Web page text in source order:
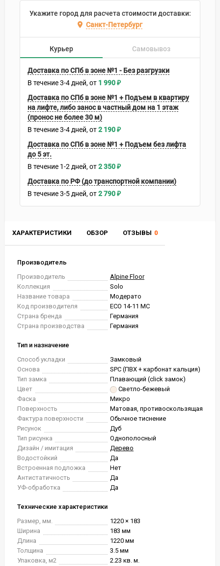
ХАРАКТЕРИСТИКИ ОБЗОР ОТЗЫВЫ 0
Производитель
Производитель
Alpine Floor
Коллекция
Solo
Название товара
Модерато
Код производителя
ЕСО 14-11 MC
Страна бренда
Германия
Страна производства
Германия
Тип и назначение
Способ укладки
Замковый
Основа
SPC (ПВХ + карбонат кальция)
Тип замка
Плавающий (click замок)
Цвет
Светло-бежевый
Фаска
Микро
Поверхность
Матовая, противоскользящая
Фактура поверхности
Обычное тиснение
Рисунок
Дуб
Тип рисунка
Однополосный
Дизайн / имитация
Дерево
Водостойкий
Да
Встроенная подложка
Нет
Антистатичность
Да
УФ-обработка
Да
Технические характеристики
Размер, мм.
1220 × 183
Ширина
183 мм
Длина
1220 мм
Толщина
3.5 мм
Упаковка, м2
2.23 кв. м.
Укажите город для расчета стоимости доставки:
Санкт-Петербург
Курьер Самовывоз
Доставка по СПб в зоне №1 - Без разгрузки
В течение3-4 дней 1 990₽
Доставка по СПб в зоне №1 + Подъем в квартиру
на лифте, либо занос в частный дом на 1 этаж
(пронос не более 30 м)
В течение3-4 дней 2 190₽
Доставка по СПб в зоне №1 + Подъем без лифта
до 5 эт.
В течение 1-2 дней 2 350₽
Доставка по РФ (до транспортной компании)
В течение3-5 дней 2 790₽